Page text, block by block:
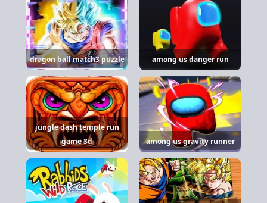
dragon ball match3 puzzle among us danger run
jungle dash temple run
game 3d
among us gravity runner